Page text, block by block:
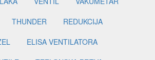
THUNDER
REDUKCIJA
ELISA VENTILATORA